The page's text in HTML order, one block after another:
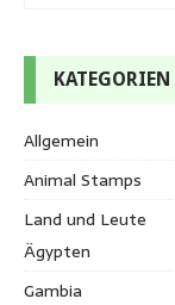
KATEGORIEN
Allgemein
Animal Stamps
Land und Leute
Ägypten
Gambia